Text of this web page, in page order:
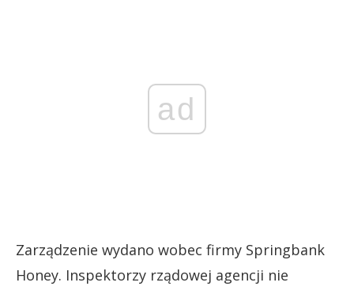
ad
Zarządzenie wydano wobec firmy Springbank
Honey. Inspektorzy rządowej agencji nie